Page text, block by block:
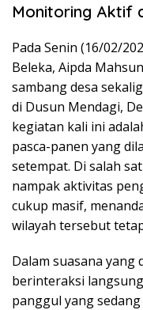
Monitoring Aktif
Pada Senin (16/02/
Beleka, Aipda
sambang desa
di Dusun Mendagi,
kegiatan kali ini
pasca-panen yang
setempat. Di salah
nampak aktivitas
cukup masif,
wilayah tersebut
Dalam suasana
berinteraksi
panggul yang